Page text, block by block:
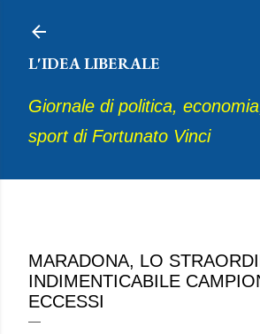
L'IDEA LIBERALE
Giornale di politica,
sport di Fortunato Vinci
MARADONA, LO
INDIMENTICABILE
ECCESSI